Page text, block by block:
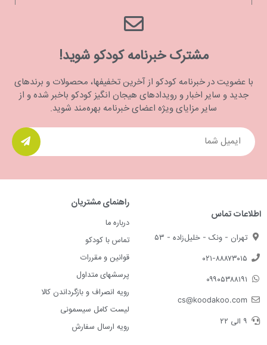
مشترک خبرنامه کودکو شوید!
با عضویت در خبرنامه کودکو از آخرین تخفیفها، محصولات و برندهای
جدید و سایر اخبار و رویدادهای هیجان انگیز کودکو باخبر شده و از
سایر مزایای ویژه اعضای خبرنامه بهره‌مند شوید.
اطلاعات تماس
تهران - ونک - خلیل‌زاده - ۵۳
۰۲۱-۸۸۸۷۳۰۱۵
۰۹۹۰۵۳۸۸۱۹۱
cs@koodakoo.com
۹ الی ۲۲
راهنمای مشتریان
درباره ما
تماس با کودکو
قوانین و مقررات
پرسشهای متداول
رویه انصراف و بازگرداندن کالا
لیست کامل سیسمونی
رویه ارسال سفارش